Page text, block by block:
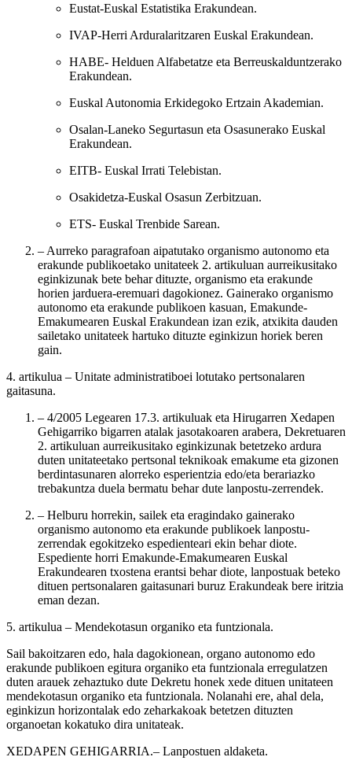
Eustat-Euskal Estatistika Erakundean.
IVAP-Herri Arduralaritzaren Euskal Erakundean.
HABE- Helduen Alfabetatze eta Berreuskalduntzerako
Erakundean.
Euskal Autonomia Erkidegoko Ertzain Akademian.
Osalan-Laneko Segurtasun eta Osasunerako Euskal
Erakundean.
EITB- Euskal Irrati Telebistan.
Osakidetza-Euskal Osasun Zerbitzuan.
ETS- Euskal Trenbide Sarean.
– Aurreko paragrafoan aipatutako organismo autonomo eta
erakunde publikoetako unitateek 2. artikuluan aurreikusitako
eginkizunak bete behar dituzte, organismo eta erakunde
horien jarduera-eremuari dagokionez. Gainerako organismo
autonomo eta erakunde publikoen kasuan, Emakunde-
Emakumearen Euskal Erakundean izan ezik, atxikita dauden
sailetako unitateek hartuko dituzte eginkizun horiek beren
gain.
4. artikulua – Unitate administratiboei lotutako pertsonalaren
gaitasuna.
– 4/2005 Legearen 17.3. artikuluak eta Hirugarren Xedapen
Gehigarriko bigarren atalak jasotakoaren arabera, Dekretuaren
2. artikuluan aurreikusitako eginkizunak betetzeko ardura
duten unitateetako pertsonal teknikoak emakume eta gizonen
berdintasunaren alorreko esperientzia edo/eta berariazko
trebakuntza duela bermatu behar dute lanpostu-zerrendek.
– Helburu horrekin, sailek eta eragindako gainerako
organismo autonomo eta erakunde publikoek lanpostu-
zerrendak egokitzeko espedienteari ekin behar diote.
Espediente horri Emakunde-Emakumearen Euskal
Erakundearen txostena erantsi behar diote, lanpostuak beteko
dituen pertsonalaren gaitasunari buruz Erakundeak bere iritzia
eman dezan.
5. artikulua – Mendekotasun organiko eta funtzionala.
Sail bakoitzaren edo, hala dagokionean, organo autonomo edo
erakunde publikoen egitura organiko eta funtzionala erregulatzen
duten arauek zehaztuko dute Dekretu honek xede dituen unitateen
mendekotasun organiko eta funtzionala. Nolanahi ere, ahal dela,
eginkizun horizontalak edo zeharkakoak betetzen dituzten
organoetan kokatuko dira unitateak.
XEDAPEN GEHIGARRIA.– Lanpostuen aldaketa.